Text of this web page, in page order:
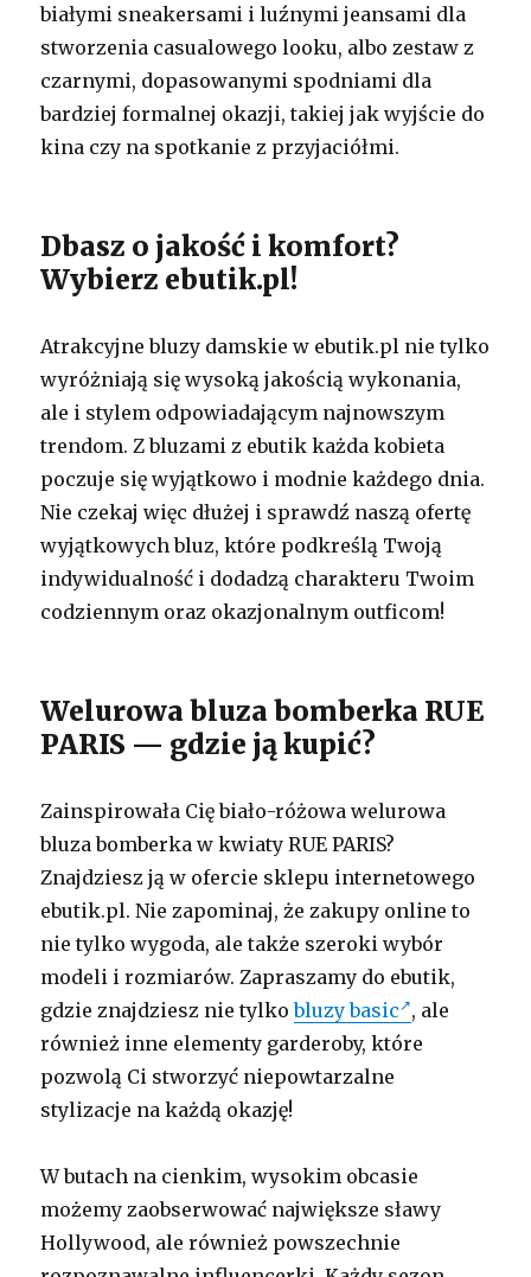
białymi sneakersami i luźnymi jeansami dla
stworzenia casualowego looku, albo zestaw z
czarnymi, dopasowanymi spodniami dla
bardziej formalnej okazji, takiej jak wyjście do
kina czy na spotkanie z przyjaciółmi.
Dbasz o jakość i komfort?
Wybierz ebutik.pl!
Atrakcyjne bluzy damskie w ebutik.pl nie tylko
wyróżniają się wysoką jakością wykonania,
ale i stylem odpowiadającym najnowszym
trendom. Z bluzami z ebutik każda kobieta
poczuje się wyjątkowo i modnie każdego dnia.
Nie czekaj więc dłużej i sprawdź naszą ofertę
wyjątkowych bluz, które podkreślą Twoją
indywidualność i dodadzą charakteru Twoim
codziennym oraz okazjonalnym outficom!
Welurowa bluza bomberka RUE
PARIS — gdzie ją kupić?
Zainspirowała Cię biało-różowa welurowa
bluza bomberka w kwiaty RUE PARIS?
Znajdziesz ją w ofercie sklepu internetowego
ebutik.pl. Nie zapominaj, że zakupy online to
nie tylko wygoda, ale także szeroki wybór
modeli i rozmiarów. Zapraszamy do ebutik,
gdzie znajdziesz nie tylkobluzy basic , ale
również inne elementy garderoby, które
pozwolą Ci stworzyć niepowtarzalne
stylizacje na każdą okazję!
W butach na cienkim, wysokim obcasie
możemy zaobserwować największe sławy
Hollywood, ale również powszechnie